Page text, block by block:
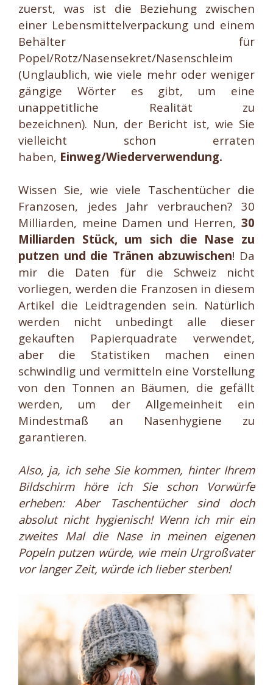
zuerst, was ist die Beziehung zwischen
einer Lebensmittelverpackung und einem
Behälter für
Popel/Rotz/Nasensekret/Nasenschleim
(Unglaublich, wie viele mehr oder weniger
gängige Wörter es gibt, um eine
unappetitliche Realität zu
bezeichnen). Nun, der Bericht ist, wie Sie
vielleicht schon erraten
haben, Einweg/Wiederverwendung.
Wissen Sie, wie viele Taschentücher die
Franzosen, jedes Jahr verbrauchen? 30
Milliarden, meine Damen und Herren, 30
Milliarden Stück, um sich die Nase zu
putzen und die Tränen abzuwischen! Da
mir die Daten für die Schweiz nicht
vorliegen, werden die Franzosen in diesem
Artikel die Leidtragenden sein. Natürlich
werden nicht unbedingt alle dieser
gekauften Papierquadrate verwendet,
aber die Statistiken machen einen
schwindlig und vermitteln eine Vorstellung
von den Tonnen an Bäumen, die gefällt
werden, um der Allgemeinheit ein
Mindestmaß an Nasenhygiene zu
garantieren.
Also, ja, ich sehe Sie kommen, hinter Ihrem
Bildschirm höre ich Sie schon Vorwürfe
erheben: Aber Taschentücher sind doch
absolut nicht hygienisch! Wenn ich mir ein
zweites Mal die Nase in meinen eigenen
Popeln putzen würde, wie mein Urgroßvater
vor langer Zeit, würde ich lieber sterben!